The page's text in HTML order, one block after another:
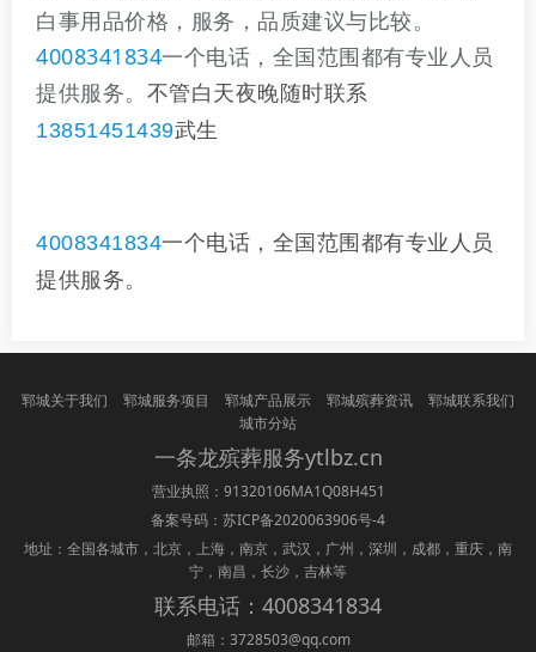
白事用品价格，服务，品质建议与比较。
4008341834一个电话，全国范围都有专业人员
提供服务。
不管白天夜晚随时联系
13851451439武生
4008341834一个电话，全国范围都有专业人员
提供服务。
郓城关于我们 郓城服务项目 郓城产品展示 郓城殡葬资讯
郓城联系我们
城市分站
一条龙殡葬服务ytlbz.cn
营业执照：91320106MA1Q08H451
备案号码： 苏ICP备2020063906号-4
地址：全国各城市，北京，上海，南京，武汉，广州，深圳，成都，重庆，南
宁，南昌，长沙，吉林等
联系电话：4008341834
邮箱：3728503@qq.com